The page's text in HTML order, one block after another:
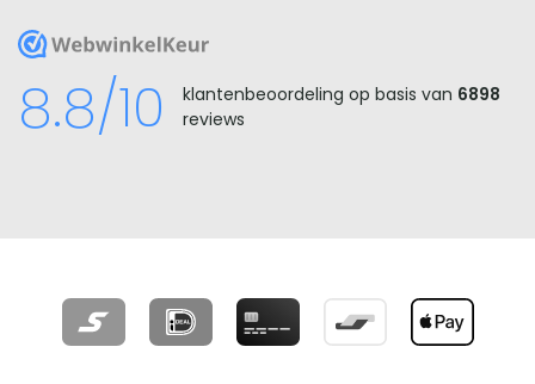
WebwinkelKeur
8.8/10 klantenbeoordeling op basis van 6898
reviews